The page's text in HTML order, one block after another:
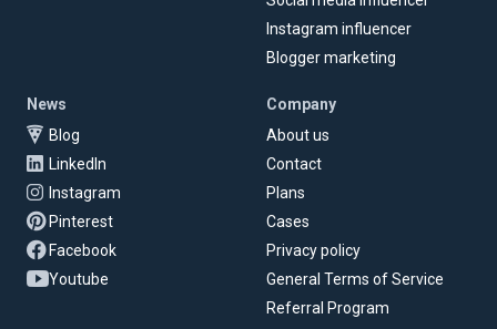
Instagram influencer
Blogger marketing
News
Blog
LinkedIn
Instagram
Pinterest
Facebook
Youtube
Company
About us
Contact
Plans
Cases
Privacy policy
General Terms of Service
Referral Program